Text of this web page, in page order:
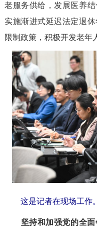
老服务供给，发展医养
实施渐进式延迟法定退
限制政策，积极开发老年
这是记者在现场工作。
坚持和加强党的全